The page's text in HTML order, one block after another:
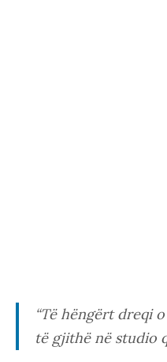
“Të hëngërt dreqi
të gjithë në studio